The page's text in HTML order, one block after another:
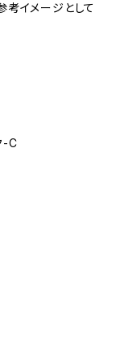
考イメージとして
-C